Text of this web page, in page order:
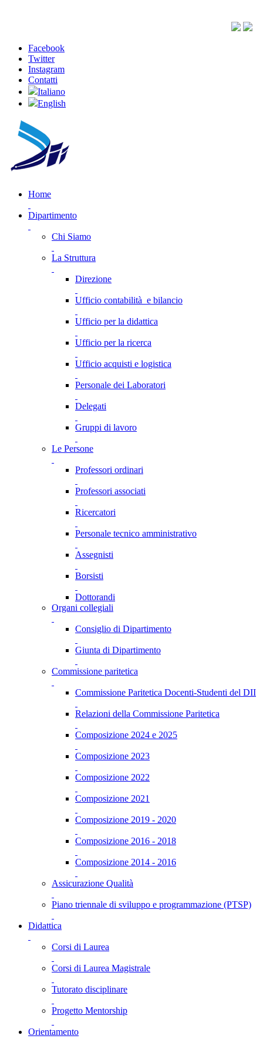
Facebook
Twitter
Instagram
Contatti
Italiano
English
Home
Dipartimento
Chi Siamo
La Struttura
Direzione
Ufficio contabilità e bilancio
Ufficio per la didattica
Ufficio per la ricerca
Ufficio acquisti e logistica
Personale dei Laboratori
Delegati
Gruppi di lavoro
Le Persone
Professori ordinari
Professori associati
Ricercatori
Personale tecnico amministrativo
Assegnisti
Borsisti
Dottorandi
Organi collegiali
Consiglio di Dipartimento
Giunta di Dipartimento
Commissione paritetica
Commissione Paritetica Docenti-Studenti del DII
Relazioni della Commissione Paritetica
Composizione 2024 e 2025
Composizione 2023
Composizione 2022
Composizione 2021
Composizione 2019 - 2020
Composizione 2016 - 2018
Composizione 2014 - 2016
Assicurazione Qualità
Piano triennale di sviluppo e programmazione (PTSP)
Didattica
Corsi di Laurea
Corsi di Laurea Magistrale
Tutorato disciplinare
Progetto Mentorship
Orientamento